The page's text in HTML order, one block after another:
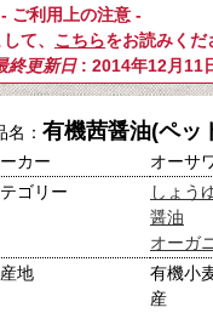
- ご利用上の注意 -
て、 こちらをお読みくだ
終更新日: 2014年12月11
名： 有機茜醤油(ペッ
ーカー
オーサ
ゴリー
しょう
醤油
オーガ
地
有機小
産